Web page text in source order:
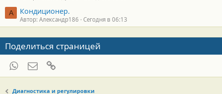
А Кондиционер.
Автор: Александр186 Сегодня в 06:13
Поделиться страницей
WhatsAppЭлектронная почта
Диагностика и регулировки